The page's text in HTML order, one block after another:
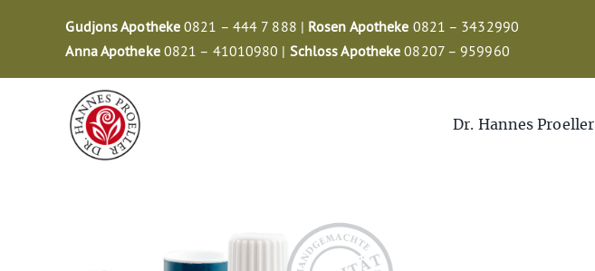
Gudjons Apotheke 0821 – 444 7 888 | Rosen Apotheke 0821 – 3432990
Anna Apotheke0821 – 41010980 | Schloss Apotheke 08207 – 959960
Dr. Hannes Proeller